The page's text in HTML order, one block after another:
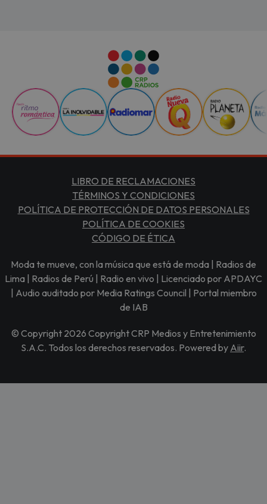
LIBRO DE RECLAMACIONES
TÉRMINOS Y CONDICIONES
POLÍTICA DE PROTECCIÓN DE DATOS PERSONALES
POLÍTICA DE COOKIES
CÓDIGO DE ÉTICA
Moda te mueve, con la música que está de moda | Radios de
Lima | Radios de Perú | Radio en vivo | Licenciado por APDAYC
| Audio auditado por Media Ratings Council | Portal miembro
de IAB
© Copyright 2026 Copyright CRP Medios y Entretenimiento
S.A.C. Todos los derechos reservados. Powered by Aiir.